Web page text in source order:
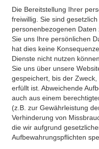
Die Bereitstellung Ihrer
freiwillig. Sie sind
personenbezogenen
Sie uns Ihre persönlichen
hat dies keine
Dienste nicht nutzen
Sie uns über unsere
gespeichert, bis der
erfüllt ist. Abweichende
auch aus einem
(z.B. zur Gewährleistung
Verhinderung von
die wir aufgrund
Aufbewahrungspflichten